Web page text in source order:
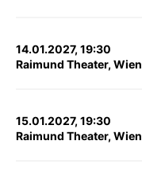
14.01.2027, 19:30
Raimund Theater, Wien
15.01.2027, 19:30
Raimund Theater, Wien